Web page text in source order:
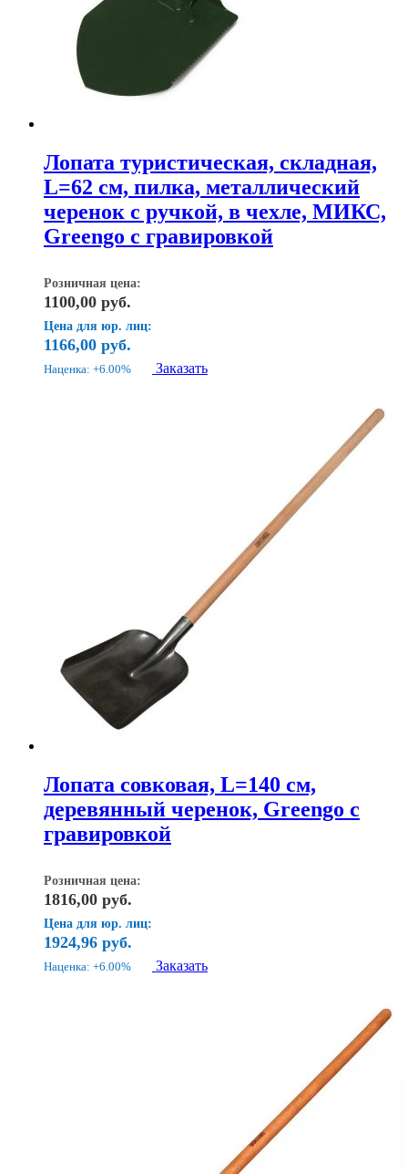
Лопата туристическая, складная,
L=62 см, пилка, металлический
черенок с ручкой, в чехле, МИКС,
Greengo с гравировкой
Розничная цена:
1100,00 руб.
Цена для юр. лиц:
1166,00 руб.
Наценка: +6.00% Заказать
Лопата совковая, L=140 см,
деревянный черенок, Greengo с
гравировкой
Розничная цена:
1816,00 руб.
Цена для юр. лиц:
1924,96 руб.
Наценка: +6.00% Заказать